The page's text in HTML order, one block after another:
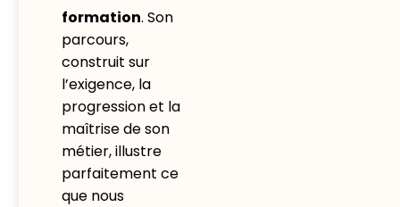
formation. Son
parcours,
construit sur
l’exigence, la
progression et la
maîtrise de son
métier, illustre
parfaitement ce
que nous